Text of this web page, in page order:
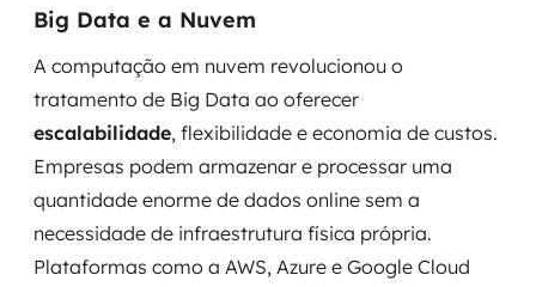
Big Data e a Nuvem
A computação em nuvem revolucionou o
tratamento de Big Data ao oferecer
escalabilidade, flexibilidade e economia de custos.
Empresas podem armazenar e processar uma
quantidade enorme de dados online sem a
necessidade de infraestrutura física própria.
Plataformas como a AWS, Azure e Google Cloud